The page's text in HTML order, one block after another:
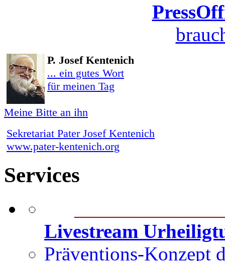
P. Josef Kentenich
... ein gutes Wort
für meinen Tag
Meine Bitte an ihn
Sekretariat Pater Josef Kentenich
www.pater-kentenich.org
Services
Livestream
Präventions-Konzept